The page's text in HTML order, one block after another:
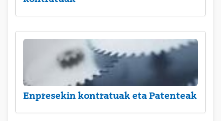
Enpresekin kontratuak eta Patenteak